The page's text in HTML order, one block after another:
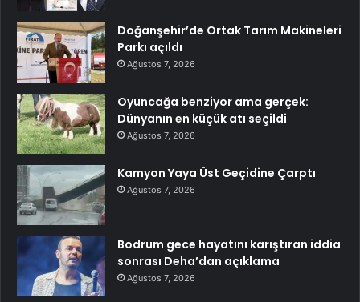
Doğanşehir’de Ortak Tarım Makineleri
Parkı açıldı
Ağustos 7, 2026
Oyuncağa benziyor ama gerçek:
Dünyanın en küçük atı seçildi
Ağustos 7, 2026
Kamyon Yaya Üst Geçidine Çarptı
Ağustos 7, 2026
Bodrum gece hayatını karıştıran iddia
sonrası Deha’dan açıklama
Ağustos 7, 2026